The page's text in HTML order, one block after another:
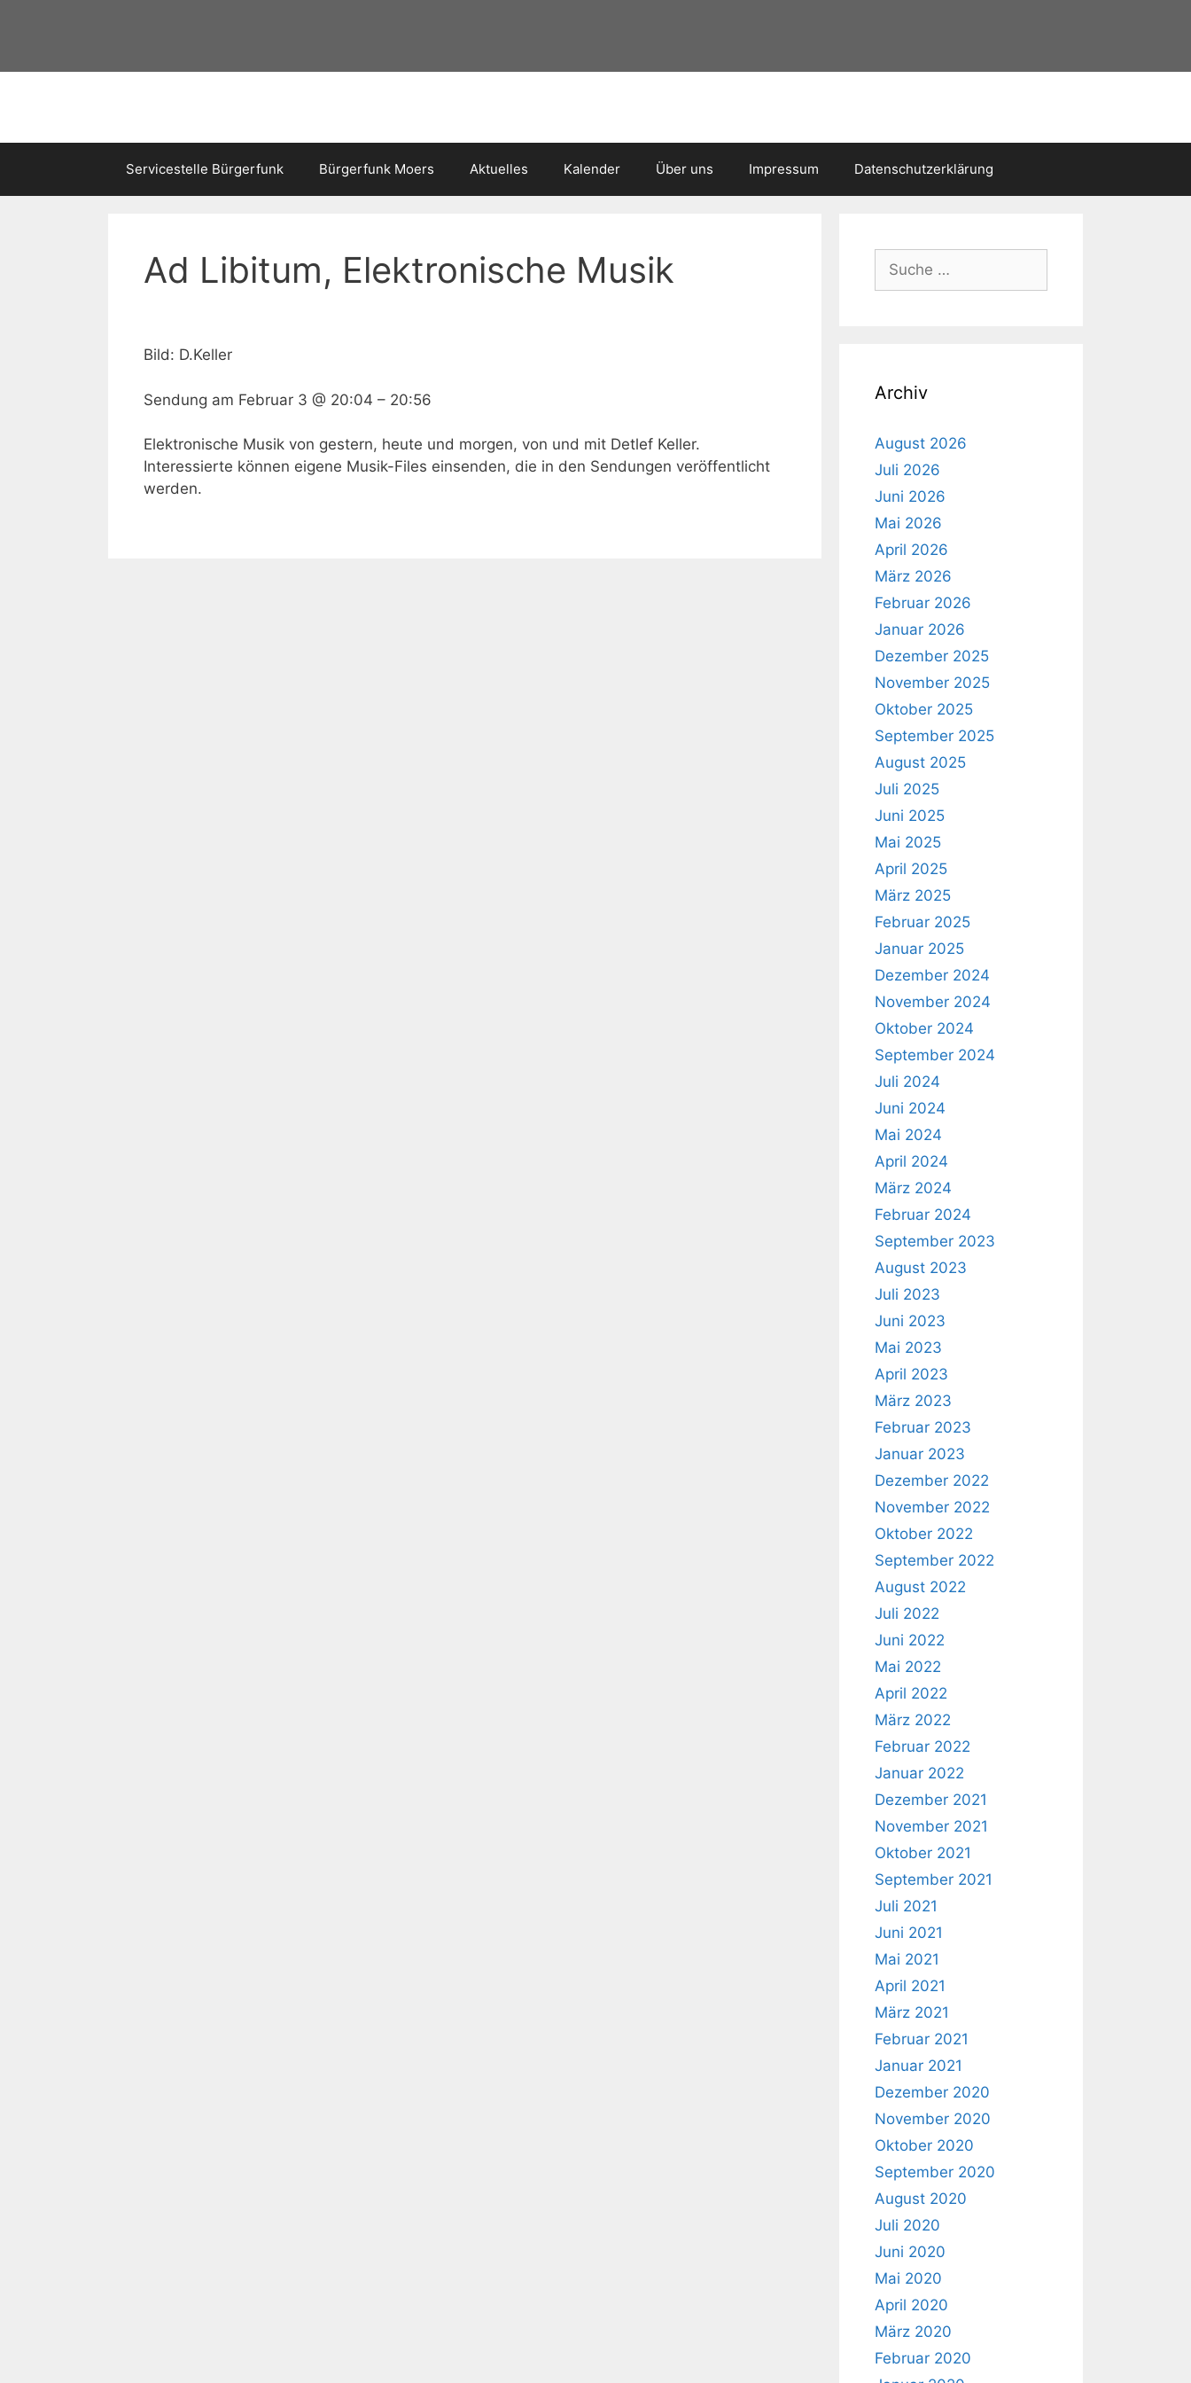
Servicestelle Bürgerfunk Bürgerfunk Moers Aktuelles Kalender Über uns Impressum Datenschutzerklärung
Ad Libitum, Elektronische Musik
Bild: D.Keller
Sendung am Februar 3 @ 20:04 – 20:56
Elektronische Musik von gestern, heute und morgen, von und mit Detlef Keller.
Interessierte können eigene Musik-Files einsenden, die in den Sendungen veröffentlicht
werden.
Suche
nach:
Archiv
August 2026
Juli 2026
Juni 2026
Mai 2026
April 2026
März 2026
Februar 2026
Januar 2026
Dezember 2025
November 2025
Oktober 2025
September 2025
August 2025
Juli 2025
Juni 2025
Mai 2025
April 2025
März 2025
Februar 2025
Januar 2025
Dezember 2024
November 2024
Oktober 2024
September 2024
Juli 2024
Juni 2024
Mai 2024
April 2024
März 2024
Februar 2024
September 2023
August 2023
Juli 2023
Juni 2023
Mai 2023
April 2023
März 2023
Februar 2023
Januar 2023
Dezember 2022
November 2022
Oktober 2022
September 2022
August 2022
Juli 2022
Juni 2022
Mai 2022
April 2022
März 2022
Februar 2022
Januar 2022
Dezember 2021
November 2021
Oktober 2021
September 2021
Juli 2021
Juni 2021
Mai 2021
April 2021
März 2021
Februar 2021
Januar 2021
Dezember 2020
November 2020
Oktober 2020
September 2020
August 2020
Juli 2020
Juni 2020
Mai 2020
April 2020
März 2020
Februar 2020